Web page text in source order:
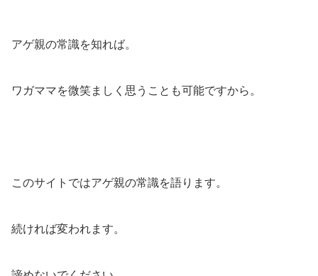
アゲ親の常識を知れば。
ワガママを微笑ましく思うことも可能ですから。
このサイトではアゲ親の常識を語ります。
続ければ変われます。